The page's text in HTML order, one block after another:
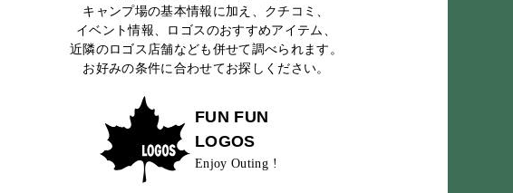
キャンプ場の基本情報に加え、クチコミ、
イベント情報、ロゴスのおすすめアイテム、
近隣のロゴス店舗なども併せて調べられます。
お好みの条件に合わせてお探しください。
FUN FUN
LOGOS
Enjoy Outing !